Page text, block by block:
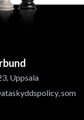
Uppsala
som